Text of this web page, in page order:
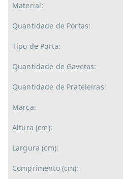
Material:
Quantidade de Portas:
Tipo de Porta:
Quantidade de Gavetas:
Quantidade de Prateleiras:
Marca:
Altura (cm):
Largura (cm):
Comprimento (cm):